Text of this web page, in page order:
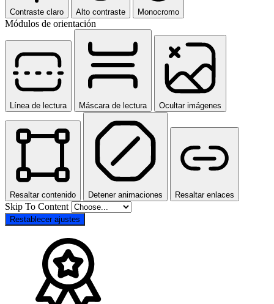
Contraste claro Alto contraste Monocromo
Módulos de orientación
Línea de lectura Máscara de lectura Ocultar imágenes
Resaltar contenido Detener animaciones Resaltar enlaces
Skip To Content
Restablecer ajustes